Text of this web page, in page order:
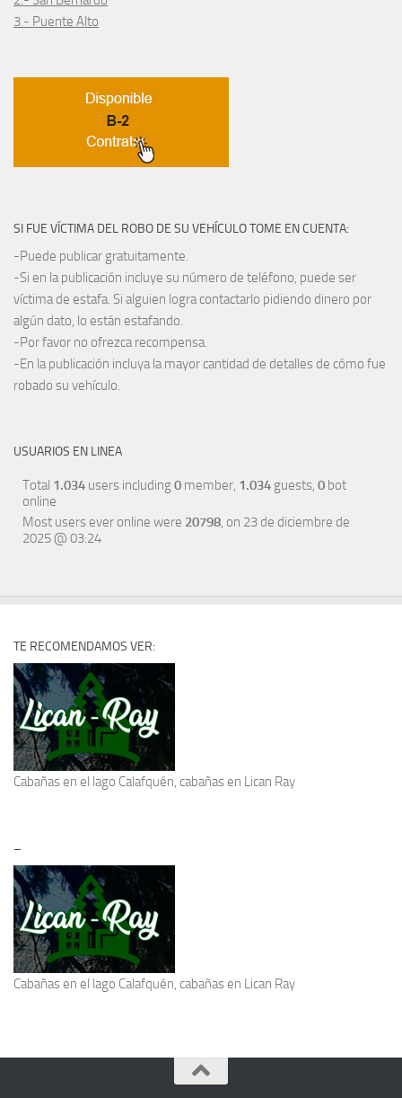
3.- Puente Alto
SI FUE VÍCTIMA DEL ROBO DE SU VEHÍCULO TOME EN CUENTA:
-Puede publicar gratuitamente.
-Si en la publicación incluye su número de teléfono, puede ser
víctima de estafa. Si alguien logra contactarlo pidiendo dinero por
algún dato, lo están estafando.
-Por favor no ofrezca recompensa.
-En la publicación incluya la mayor cantidad de detalles de cómo fue
robado su vehículo.
USUARIOS EN LINEA
Total 1.034 users including0 member, 1.034 guests, 0 bot
online
Most users ever online were 20798, on 23 de diciembre de
2025 @ 03:24
TE RECOMENDAMOS VER:
Cabañas en el lago Calafquén, cabañas en Lican Ray
–
Cabañas en el lago Calafquén, cabañas en Lican Ray